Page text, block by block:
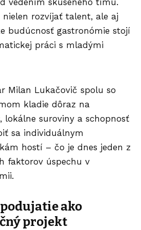
vedením skúseného tímu.
nielen rozvíjať talent, ale aj
budúcnosť gastronómie stojí
práci s mladými
Milan Lukačovič spolu so
kladie dôraz na
lokálne suroviny a schopnosť
sa individuálnym
hostí – čo je dnes jeden z
faktorov úspechu v
ako
projekt